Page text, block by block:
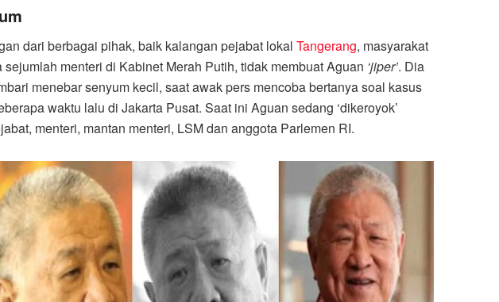
dari berbagai pihak, baik kalangan pejabat lokal Tangerang, masyarakat
menteri di Kabinet Merah Putih, tidak membuat Aguan ‘jiper’. Dia
menebar senyum kecil, saat awak pers mencoba bertanya soal kasus
waktu lalu di Jakarta Pusat. Saat ini Aguan sedang ‘dikeroyok’
menteri, mantan menteri, LSM dan anggota Parlemen RI.